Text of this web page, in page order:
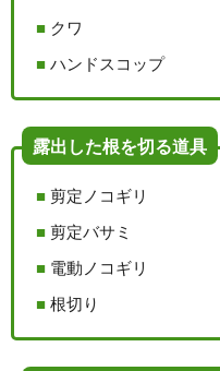
クワ
ハンドスコップ
露出した根を切る道具
剪定ノコギリ
剪定バサミ
電動ノコギリ
根切り